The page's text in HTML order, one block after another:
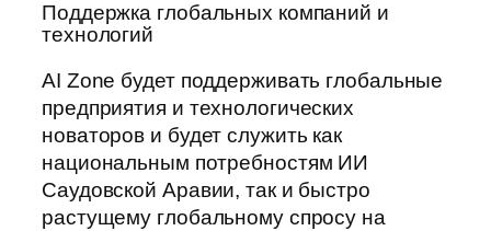
Поддержка глобальных компаний и
технологий
AI Zone будет поддерживать глобальные
предприятия и технологических
новаторов и будет служить как
национальным потребностям ИИ
Саудовской Аравии, так и быстро
растущему глобальному спросу на